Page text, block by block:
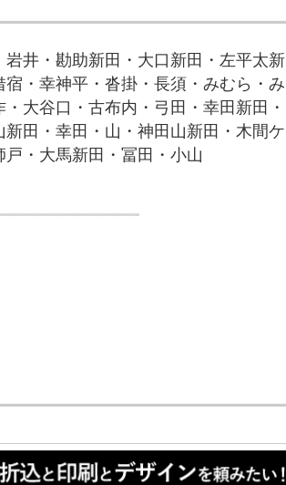
井・勘助新田・大口新田・左平太新
・幸神平・沓掛・長須・みむら・み
大谷口・古布内・弓田・幸田新田・
田・幸田・山・神田山新田・木間ケ
・大馬新田・冨田・小山